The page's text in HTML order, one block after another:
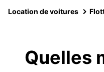
Location de voitures
Quelles